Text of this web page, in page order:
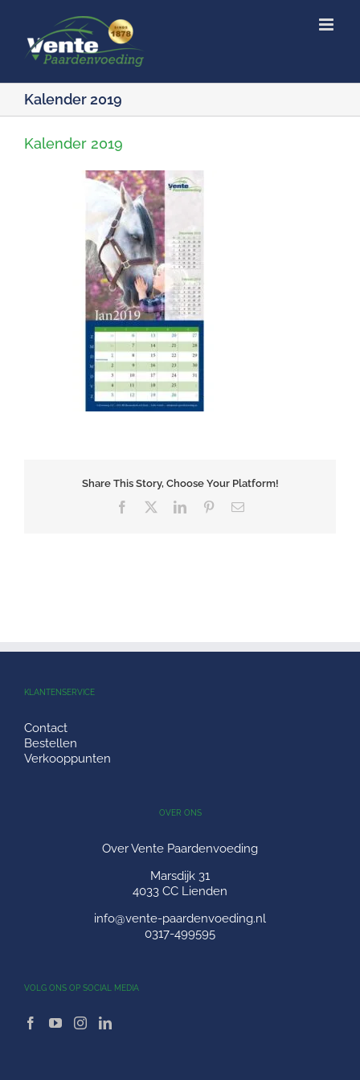
inhoud
Kalender 2019
Kalender 2019
Share This Story, Choose Your Platform!
Facebook LinkedInPinterest
E-
KLANTENSERVICE
Contact
Bestellen
Verkooppunten
OVER ONS
Over Vente Paardenvoeding
Marsdijk 31
4033 CC Lienden
info@vente-paardenvoeding.nl
0317-499595
VOLG ONS OP SOCIAL MEDIA